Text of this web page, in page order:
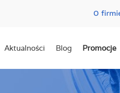
O
Aktualności Blog Promocje